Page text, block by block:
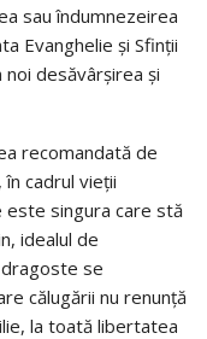
sau îndumnezeirea
Evanghelie și Sfinții
desăvârșirea și
recomandată de
cadrul vieții
este singura care stă
idealul de
se
călugării nu renunță
la toată libertatea